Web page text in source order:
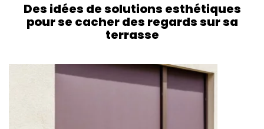
Des idées de solutions esthétiques
pour se cacher des regards sur sa
terrasse